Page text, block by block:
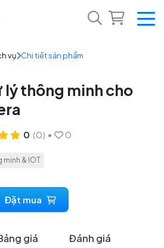
vụ Chi tiết sản phẩm
lý thông minh cho
0 (0) • 0
minh & IOT
Đặt mua
giá Đánh giá